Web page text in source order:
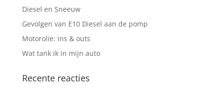
Diesel en Sneeuw
Gevolgen van E10 Diesel aan de pomp
Motorolie: ins & outs
Wat tank ik in mijn auto
Recente reacties